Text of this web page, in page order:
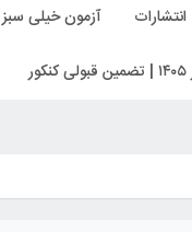
انتشارات آزمون خیلی سبز